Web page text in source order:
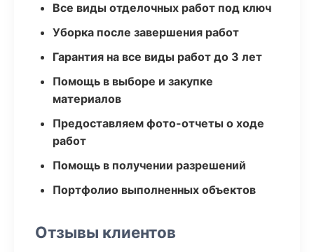
Все виды отделочных работ под ключ
Уборка после завершения работ
Гарантия на все виды работ до 3 лет
Помощь в выборе и закупке
материалов
Предоставляем фото-отчеты о ходе
работ
Помощь в получении разрешений
Портфолио выполненных объектов
Отзывы клиентов